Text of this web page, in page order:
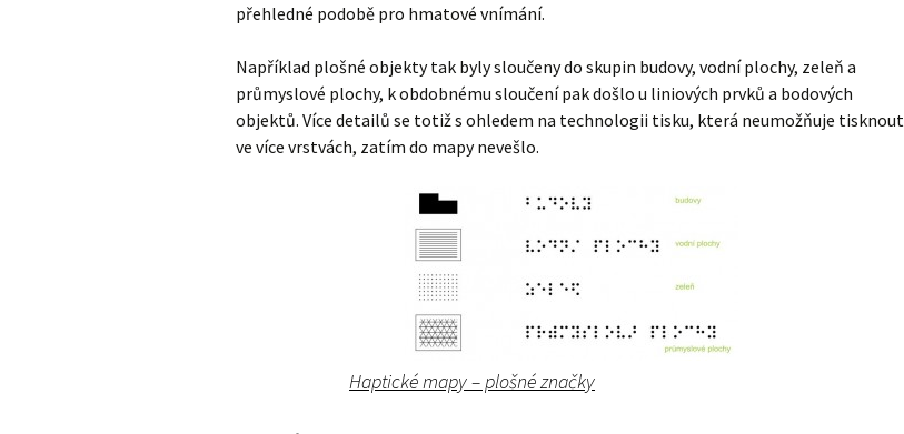
přehledné podobě pro hmatové vnímání.
Například plošné objekty tak byly sloučeny do skupin budovy, vodní plochy, zeleň a
průmyslové plochy, k obdobnému sloučení pak došlo u liniových prvků a bodových
objektů. Více detailů se totiž s ohledem na technologii tisku, která neumožňuje tisknout
ve více vrstvách, zatím do mapy nevešlo.
Haptické mapy – plošné značky